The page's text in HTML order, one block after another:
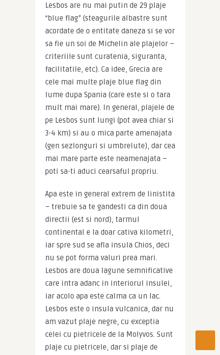
Lesbos are nu mai putin de 29 plaje
“blue flag” (steagurile albastre sunt
acordate de o entitate daneza si se vor
sa fie un soi de Michelin ale plajelor –
criteriile sunt curatenia, siguranta,
facilitatile, etc). Ca idee, Grecia are
cele mai multe plaje blue flag din
lume dupa Spania (care este si o tara
mult mai mare). In general, plajele de
pe Lesbos sunt lungi (pot avea chiar si
3-4 km) si au o mica parte amenajata
(gen sezlonguri si umbrelute), dar cea
mai mare parte este neamenajata –
poti sa-ti aduci cearsaful propriu.
Apa este in general extrem de linistita
– trebuie sa te gandesti ca din doua
directii (est si nord), tarmul
continental e la doar cativa kilometri,
iar spre sud se afla insula Chios, deci
nu se pot forma valuri prea mari.
Lesbos are doua lagune semnificative
care intra adanc in interiorul insulei,
iar acolo apa este calma ca un lac.
Lesbos este o insula vulcanica, dar nu
am vazut plaje negre, cu exceptia
celei cu pietricele de la Molyvos. Sunt
plaje cu pietricele, dar si plaje de